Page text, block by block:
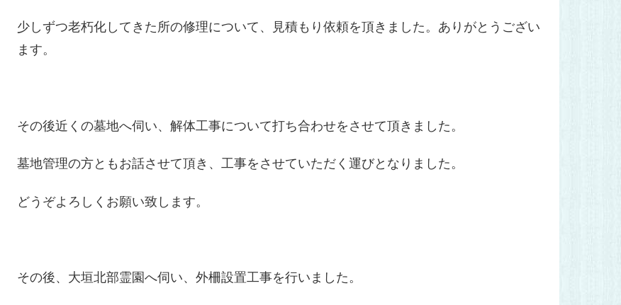
少しずつ老朽化してきた所の修理について、見積もり依頼を頂きました。ありがとうござい
ます。
その後近くの墓地へ伺い、解体工事について打ち合わせをさせて頂きました。
墓地管理の方ともお話させて頂き、工事をさせていただく運びとなりました。
どうぞよろしくお願い致します。
その後、大垣北部霊園へ伺い、外柵設置工事を行いました。